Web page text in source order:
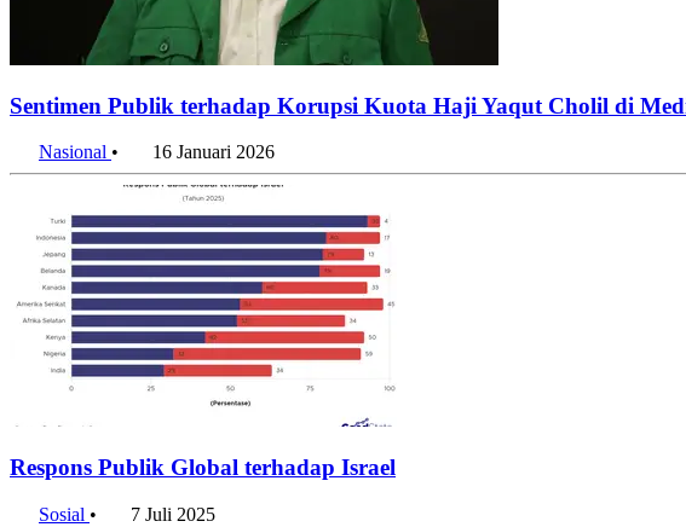
Sentimen Publik terhadap Korupsi Kuota Haji Yaqut Cholil di
Nasional • 16 Januari 2026
Respons Publik Global terhadap Israel
Sosial • 7 Juli 2025